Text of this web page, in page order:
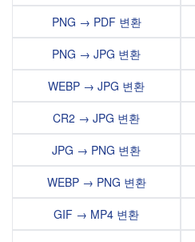
PNG → PDF 변환
PNG → JPG 변환
WEBP → JPG 변환
CR2 → JPG 변환
JPG → PNG 변환
WEBP → PNG 변환
GIF → MP4 변환